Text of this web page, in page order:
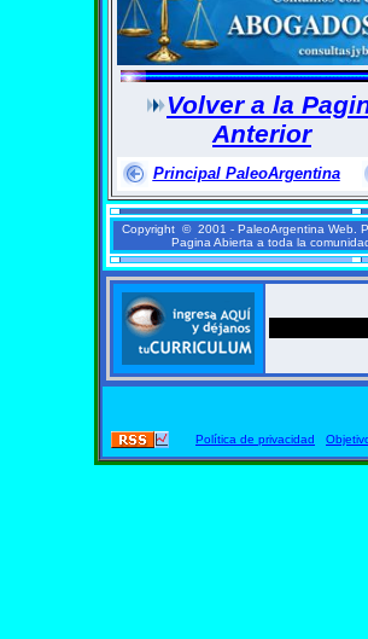
Volver a la
Anterior
Principal PaleoArgentina
Copyright © 2001 - PaleoArgentina Web.
Pagina Abierta a toda la
Política de privacidad